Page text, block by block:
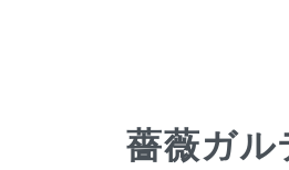
薔薇ガル